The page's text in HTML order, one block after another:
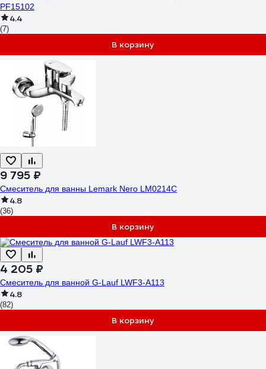
PF15102
4.4
(7)
В корзину
9 795 ₽
Смеситель для ванны Lemark Nero LM0214C
4.8
(36)
В корзину
4 205 ₽
Смеситель для ванной G-Lauf LWF3-A113
4.8
(82)
В корзину